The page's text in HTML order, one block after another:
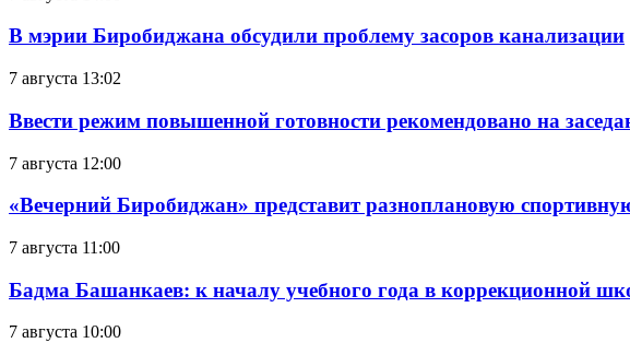
В мэрии Биробиджана обсудили проблему засоров канализации
7 августа 13:02
Ввести режим повышенной готовности рекомендовано на
7 августа 12:00
«Вечерний Биробиджан» представит разноплановую
7 августа 11:00
Бадма Башанкаев: к началу учебного года в коррекционной
7 августа 10:00